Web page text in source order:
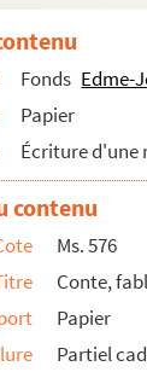
Fonds Edme-
Papier
Écriture d'une
contenu
Ms. 576
Conte,
Papier
Partiel